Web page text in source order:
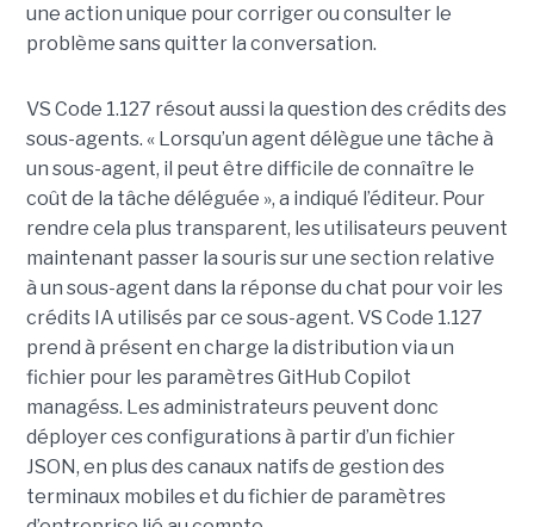
une action unique pour corriger ou consulter le
problème sans quitter la conversation.
VS Code 1.127 résout aussi la question des crédits des
sous-agents. « Lorsqu’un agent délègue une tâche à
un sous-agent, il peut être difficile de connaître le
coût de la tâche déléguée », a indiqué l’éditeur. Pour
rendre cela plus transparent, les utilisateurs peuvent
maintenant passer la souris sur une section relative
à un sous-agent dans la réponse du chat pour voir les
crédits IA utilisés par ce sous-agent. VS Code 1.127
prend à présent en charge la distribution via un
fichier pour les paramètres GitHub Copilot
managéss. Les administrateurs peuvent donc
déployer ces configurations à partir d’un fichier
JSON, en plus des canaux natifs de gestion des
terminaux mobiles et du fichier de paramètres